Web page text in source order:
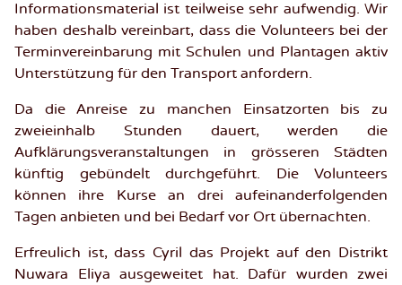
Informationsmaterial ist teilweise sehr aufwendig. Wir
haben deshalb vereinbart, dass die Volunteers bei der
Terminvereinbarung mit Schulen und Plantagen aktiv
Unterstützung für den Transport anfordern.
Da die Anreise zu manchen Einsatzorten bis zu
zweieinhalb Stunden dauert, werden die
Aufklärungsveranstaltungen in grösseren Städten
künftig gebündelt durchgeführt. Die Volunteers
können ihre Kurse an drei aufeinanderfolgenden
Tagen anbieten und bei Bedarf vor Ort übernachten.
Erfreulich ist, dass Cyril das Projekt auf den Distrikt
Nuwara Eliya ausgeweitet hat. Dafür wurden zwei